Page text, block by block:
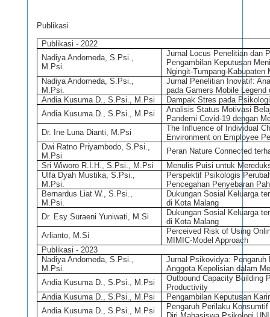
Publikasi
Publikasi - 2022
Nadiya Andomeda, S.Psi.,
M.Psi.
Jurnal Locus Penelitian dan
Pengambilan Keputusan
Ngingit-Tumpang-Kabupaten
Nadiya Andomeda, S.Psi.,
M.Psi.
Jurnal Penelitian Inovatif:
pada Gamers Mobile Legend
Andia Kusuma D., S.Psi., M.Psi
Dampak Stres pada
Andia Kusuma D., S.Psi., M.Psi
Analisis Status Motivasi
Pandemi Covid-19 dengan
Dr. Ine Luna Dianti, M.Psi
The Influence of Individual
Environment on Employee
Dwi Ratno Priyambodo, S.Psi.,
M.Psi
Peran Nature Connected
Sri Wiworo R.I.H., S.Psi., M.Psi
Menulis Puisi untuk
Ulfa Dyah Mustika, S.Psi.,
M.Psi.
Perspektif Psikologis
Pencegahan Penyebaran
Bernardus Liat W., S.Psi.,
M.Psi.
Dukungan Sosial Keluarga
di Kota Malang
Dr. Esy Suraeni Yuniwati, M.Si
Dukungan Sosial Keluarga
di Kota Malang
Arlianto, M.Si
Perceived Risk of Using
MIMIC-Model Approach
Publikasi - 2023
Nadiya Andomeda, S.Psi.,
M.Psi.
Jurnal Psikovidya:
Anggota Kepolisian dalam
Andia Kusuma D., S.Psi., M.Psi
Outbound Capacity Building
Productivity
Andia Kusuma D., S.Psi., M.Psi
Pengambilan Keputusan
Andia Kusuma D., S.Psi., M.Psi
Pengaruh Perilaku